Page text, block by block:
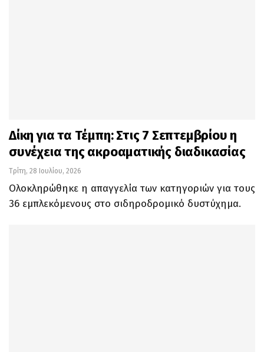
Δίκη για τα Τέμπη: Στις 7 Σεπτεμβρίου η
συνέχεια της ακροαματικής διαδικασίας
Τρίτη, 28 Ιουλίου, 2026
Ολοκληρώθηκε η απαγγελία των κατηγοριών για τους
36 εμπλεκόμενους στο σιδηροδρομικό δυστύχημα.